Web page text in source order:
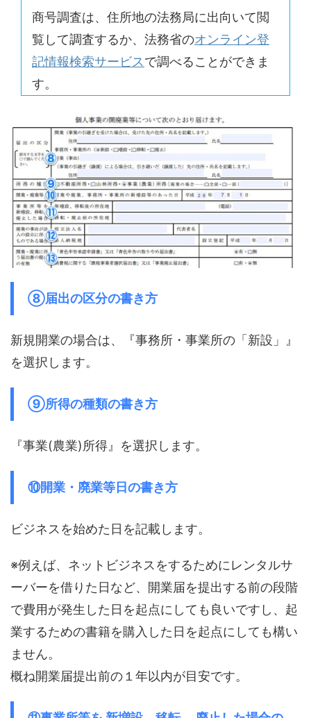
商号調査は、住所地の法務局に出向いて閲
覧して調査するか、法務省のオンライン登
記情報検索サービスで調べることができま
す。
⑧届出の区分の書き方
新規開業の場合は、『事務所・事業所の「新設」』
を選択します。
⑨所得の種類の書き方
『事業(農業)所得』を選択します。
⑩開業・廃業等日の書き方
ビジネスを始めた日を記載します。
※例えば、ネットビジネスをするためにレンタルサ
ーバーを借りた日など、開業届を提出する前の段階
で費用が発生した日を起点にしても良いですし、起
業するための書籍を購入した日を起点にしても構い
ません。
概ね開業届提出前の１年以内が目安です。